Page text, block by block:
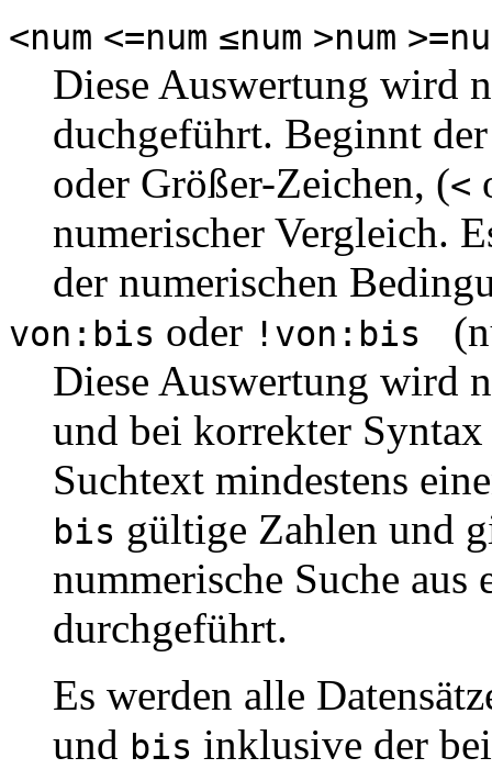
<num <=num ≤num >num
Diese Auswertung wird
duchgeführt. Beginnt
oder Größer-Zeichen, (<
numerischer Vergleich.
der numerischen
von:bis oder !von:bis
Diese Auswertung wird
und bei korrekter
Suchtext mindestens
bis gültige Zahlen und
nummerische Suche aus
durchgeführt.
Es werden alle
und bis inklusive der